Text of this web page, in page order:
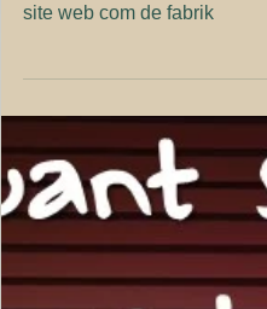
sommes tombés sur …